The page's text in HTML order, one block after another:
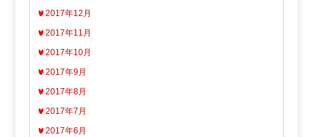
2017年12月
2017年11月
2017年10月
2017年9月
2017年8月
2017年7月
2017年6月